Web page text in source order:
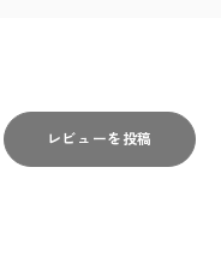
レビューを投稿